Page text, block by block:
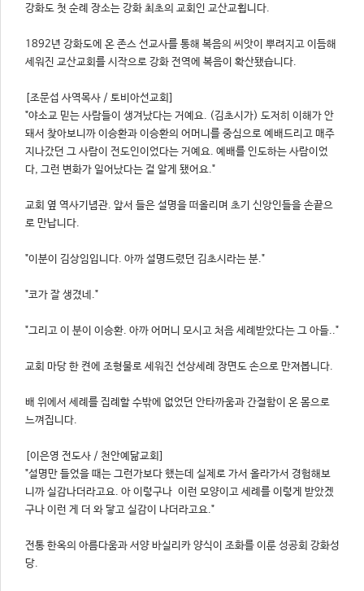
강화도 첫 순례 장소는 강화 최초의 교회인 교산교횝니다.
1892년 강화도에 온 존스 선교사를 통해 복음의 씨앗이 뿌려지고 이듬해
세워진 교산교회를 시작으로 강화 전역에 복음이 확산됐습니다.
[조문섭 사역목사 / 토비아선교회]
"야소교 믿는 사람들이 생겨났다는 거예요. (김초시가) 도저히 이해가 안
돼서 찾아보니까 이승환과 이승환의 어머니를 중심으로 예배드리고 매주
지나갔던 그 사람이 전도인이었다는 거예요. 예배를 인도하는 사람이었
다, 그런 변화가 일어났다는 걸 알게 됐어요."
교회 옆 역사기념관. 앞서 들은 설명을 떠올리며 초기 신앙인들을 손끝으
로 만납니다.
"이분이 김상임입니다. 아까 설명드렸던 김초시라는 분."
"코가 잘 생겼네."
"그리고 이 분이 이승환. 아까 어머니 모시고 처음 세례받았다는 그 아들.."
교회 마당 한 켠에 조형물로 세워진 선상세례 장면도 손으로 만져봅니다.
배 위에서 세례를 집례할 수밖에 없었던 안타까움과 간절함이 온 몸으로
느껴집니다.
[이은영 전도사 / 천안예닮교회]
"설명만 들었을 때는 그런가보다 했는데 실제로 가서 올라가서 경험해보
니까 실감나더라고요. 아 이렇구나 이런 모양이고 세례를 이렇게 받았겠
구나 이런 게 더 와 닿고 실감이 나더라고요."
전통 한옥의 아름다움과 서양 바실리카 양식이 조화를 이룬 성공회 강화성
당.